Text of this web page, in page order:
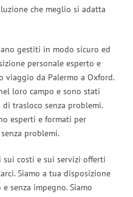
che meglio si adatta
gestiti in modo sicuro ed
personale esperto e
da Palermo a Oxford.
loro campo e sono stati
trasloco senza problemi.
esperti e formati per
problemi.
costi e sui servizi offerti
Siamo a tua disposizione
senza impegno. Siamo